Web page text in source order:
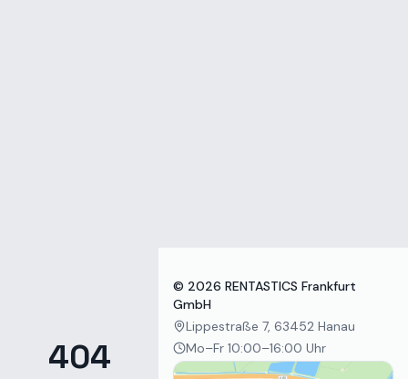
404
© 2026 RENTASTICS Frankfurt
GmbH
Lippestraße 7, 63452 Hanau
Mo–Fr 10:00–16:00 Uhr